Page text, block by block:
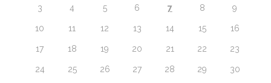
3 4 5 6 7 8 9
10 11 12 13 14 15 16
17 18 19 20 21 22 23
24 25 26 27 28 29 30